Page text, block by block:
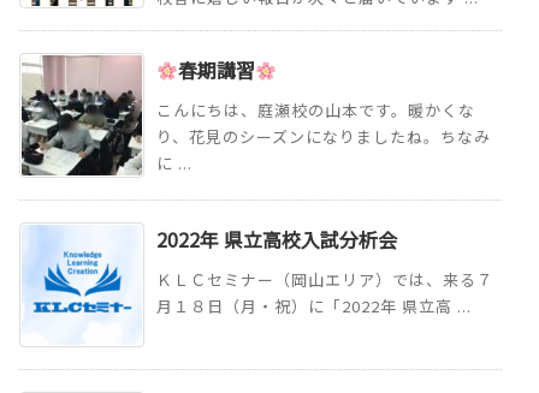
春期講習
こんにちは、庭瀬校の山本です。暖かくな
り、花見のシーズンになりましたね。ちなみ
に ...
2022年 県立高校入試分析会
ＫＬＣセミナー（岡山エリア）では、来る７
月１８日（月・祝）に「2022年 県立高 ...